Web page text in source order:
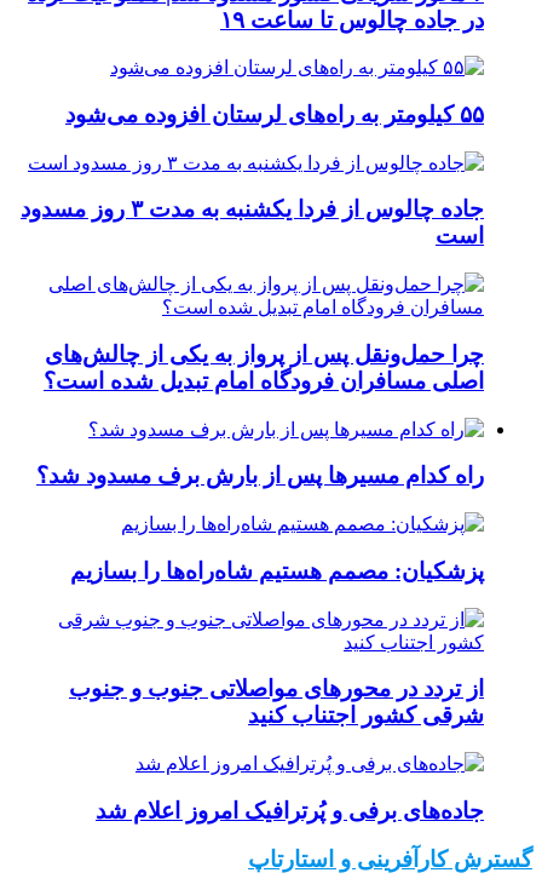
در جاده چالوس تا ساعت ۱۹
۵۵ کیلومتر به راه‌های لرستان افزوده می‌شود
جاده چالوس از فردا یکشنبه به مدت ۳ روز مسدود
است
چرا حمل‌ونقل پس از پرواز به یکی از چالش‌های
اصلی مسافران فرودگاه امام تبدیل شده است؟
راه کدام مسیرها پس از بارش برف مسدود شد؟
پزشکیان: مصمم هستیم شاه‌راه‌ها را بسازیم
از تردد در محورهای مواصلاتی جنوب و جنوب
شرقی کشور اجتناب کنید
جاده‌های برفی و پُرترافیک امروز اعلام شد
گسترش کارآفرینی و استارتاپ